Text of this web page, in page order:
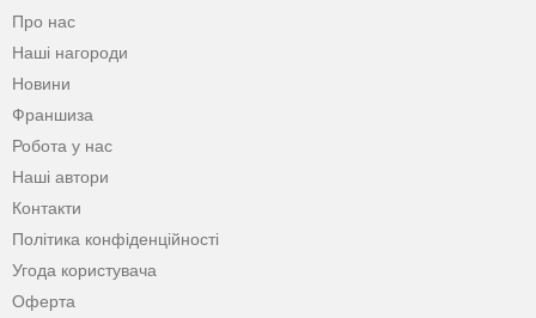
Про нас
Наші нагороди
Новини
Франшиза
Робота у нас
Наші автори
Контакти
Політика конфіденційності
Угода користувача
Оферта